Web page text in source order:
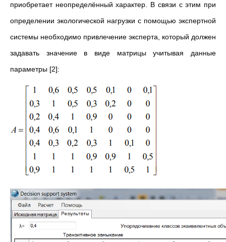
приобретает неопределённый характер. В связи с этим при
определении экологической нагрузки с помощью экспертной
системы необходимо привлечение эксперта, который должен
задавать значение в виде матрицы учитывая данные
параметры [2]: